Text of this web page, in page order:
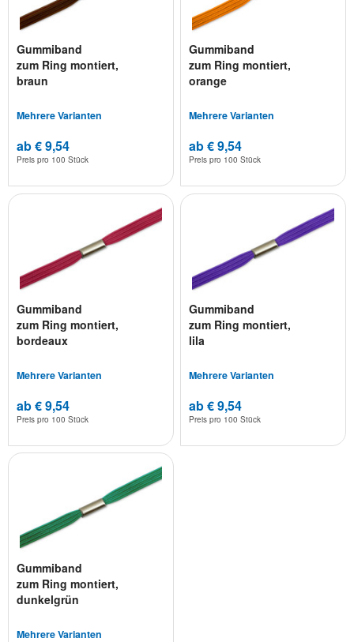
Gummiband
zum Ring montiert,
braun
Mehrere Varianten
ab € 9,54
Preis pro 100 Stück
Gummiband
zum Ring montiert,
orange
Mehrere Varianten
ab € 9,54
Preis pro 100 Stück
Gummiband
zum Ring montiert,
bordeaux
Mehrere Varianten
ab € 9,54
Preis pro 100 Stück
Gummiband
zum Ring montiert,
lila
Mehrere Varianten
ab € 9,54
Preis pro 100 Stück
Gummiband
zum Ring montiert,
dunkelgrün
Mehrere Varianten